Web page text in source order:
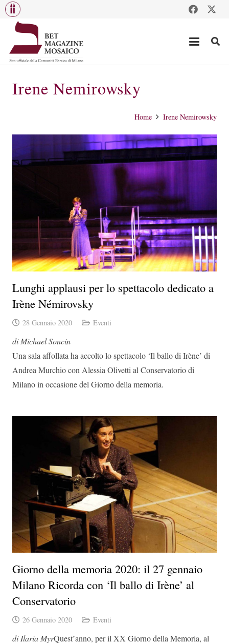
Irene Nemirowsky
Home Irene Nemirowsky
Lunghi applausi per lo spettacolo dedicato a
Irène Némirovsky
28 Gennaio 2020 Eventi
di Michael Soncin
Una sala affollata ha accolto lo spettacolo ‘Il ballo di Irène’ di
Andrea Murchio con Alessia Olivetti al Conservatorio di
Milano in occasione del Giorno della memoria.
Giorno della memoria 2020: il 27 gennaio
Milano Ricorda con ‘Il ballo di Irène’ al
Conservatorio
26 Gennaio 2020 Eventi
di Ilaria MyrQuest’anno, per il XX Giorno della Memoria, al